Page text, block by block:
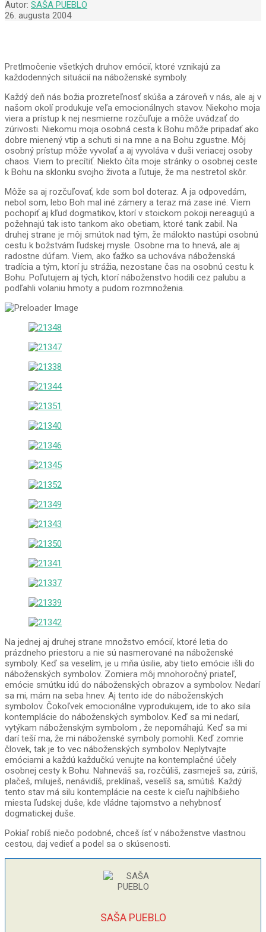
Autor: SAŠA PUEBLO
26. augusta 2004
Pretlmočenie všetkých druhov emócií, ktoré vznikajú za
každodenných situácií na náboženské symboly.
Každý deň nás božia prozreteľnosť skúša a zároveň v nás, ale aj v
našom okolí produkuje veľa emocionálnych stavov. Niekoho moja
viera a prístup k nej nesmierne rozčuľuje a môže uvádzať do
zúrivosti. Niekomu moja osobná cesta k Bohu môže pripadať ako
dobre mienený vtip a schuti si na mne a na Bohu zgustne. Môj
osobný prístup môže vyvolať a aj vyvoláva v duši veriacej osoby
chaos. Viem to precítiť. Niekto číta moje stránky o osobnej ceste
k Bohu na sklonku svojho života a ľutuje, že ma nestretol skôr.
Môže sa aj rozčuľovať, kde som bol doteraz. A ja odpovedám,
nebol som, lebo Boh mal iné zámery a teraz má zase iné. Viem
pochopiť aj kľud dogmatikov, ktorí v stoickom pokoji nereagujú a
požehnajú tak isto tankom ako obetiam, ktoré tank zabil. Na
druhej strane je môj smútok nad tým, že málokto nastúpi osobnú
cestu k božstvám ľudskej mysle. Osobne ma to hnevá, ale aj
radostne dúfam. Viem, ako ťažko sa uchováva náboženská
tradícia a tým, ktorí ju strážia, nezostane čas na osobnú cestu k
Bohu. Poľutujem aj tých, ktorí náboženstvo hodili cez palubu a
podľahli volaniu hmoty a pudom rozmnoženia.
Na jednej aj druhej strane množstvo emócií, ktoré letia do
prázdneho priestoru a nie sú nasmerované na náboženské
symboly. Keď sa veselím, je u mňa úsilie, aby tieto emócie išli do
náboženských symbolov. Zomiera môj mnohoročný priateľ,
emócie smútku idú do náboženských obrazov a symbolov. Nedarí
sa mi, mám na seba hnev. Aj tento ide do náboženských
symbolov. Čokoľvek emocionálne vyprodukujem, ide to ako sila
kontemplácie do náboženských symbolov. Keď sa mi nedarí,
vytýkam náboženským symbolom , že nepomáhajú. Keď sa mi
darí teší ma, že mi náboženské symboly pomohli. Keď zomrie
človek, tak je to vec náboženských symbolov. Neplytvajte
emóciami a každú každučkú venujte na kontemplačné účely
osobnej cesty k Bohu. Nahneváš sa, rozčúliš, zasmeješ sa, zúriš,
plačeš, miluješ, nenávidíš, preklínaš, veselíš sa, smútiš. Každý
tento stav má silu kontemplácie na ceste k cieľu najhlbšieho
miesta ľudskej duše, kde vládne tajomstvo a nehybnosť
dogmatickej duše.
Pokiaľ robíš niečo podobné, chceš ísť v náboženstve vlastnou
cestou, daj vedieť a podel sa o skúsenosti.
SAŠA PUEBLO